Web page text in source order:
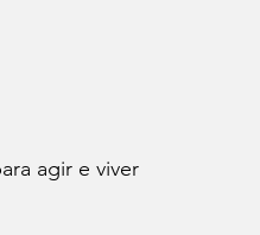
agir e viver